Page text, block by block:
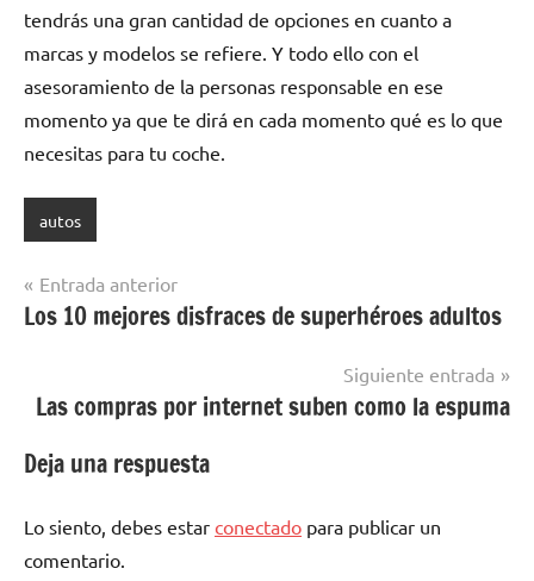
tendrás una gran cantidad de opciones en cuanto a
marcas y modelos se refiere. Y todo ello con el
asesoramiento de la personas responsable en ese
momento ya que te dirá en cada momento qué es lo que
necesitas para tu coche.
autos
Navegación
de
Entrada anterior
Los 10 mejores disfraces de superhéroes adultos
Siguiente entrada
Las compras por internet suben como la espuma
Deja una respuesta
Lo siento, debes estar conectado para publicar un
comentario.